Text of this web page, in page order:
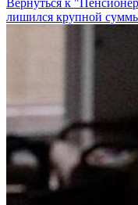
Вернуться к
лишился крупной